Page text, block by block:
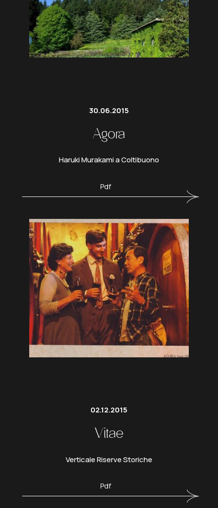
30.06.2015
Agora
Haruki Murakami a Coltibuono
Pdf
02.12.2015
Vitae
Verticale Riserve Storiche
Pdf